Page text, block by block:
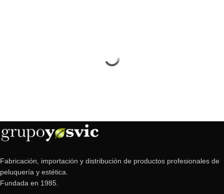
Fabricación, importación y distribución de productos profesionales de
peluquería y estética.
Fundada en 1985.